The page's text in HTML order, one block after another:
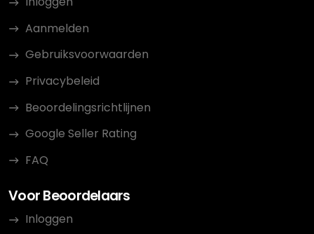
Aanmelden
Gebruiksvoorwaarden
Privacybeleid
Beoordelingsrichtlijnen
Google Seller Rating
FAQ
Voor Beoordelaars
Inloggen